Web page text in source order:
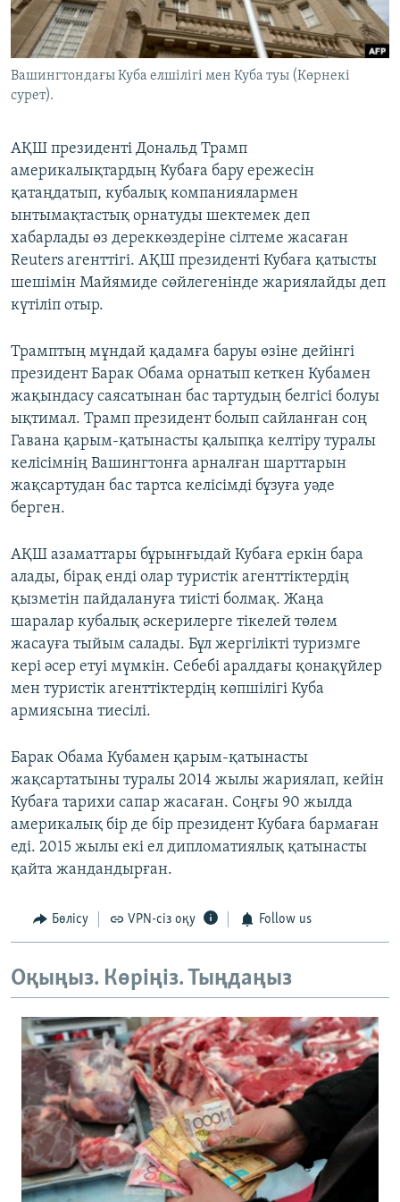
ЖАЗЫЛЫҢЫЗ
Басқа тілдерде
Вашингтондағы Куба елшілігі мен Куба туы (Көрнекі
сурет).
АҚШ президенті Дональд Трамп
америкалықтардың Кубаға бару ережесін
қатаңдатып, кубалық компаниялармен
ынтымақтастық орнатуды шектемек деп
хабарлады өз дереккөздеріне сілтеме жасаған
Reuters агенттігі. АҚШ президенті Кубаға қатысты
шешімін Майямиде сөйлегенінде жариялайды деп
күтіліп отыр.
Трамптың мұндай қадамға баруы өзіне дейінгі
президент Барак Обама орнатып кеткен Кубамен
жақындасу саясатынан бас тартудың белгісі болуы
ықтимал. Трамп президент болып сайланған соң
Гавана қарым-қатынасты қалыпқа келтіру туралы
келісімнің Вашингтонға арналған шарттарын
жақсартудан бас тартса келісімді бұзуға уәде
берген.
АҚШ азаматтары бұрынғыдай Кубаға еркін бара
алады, бірақ енді олар туристік агенттіктердің
қызметін пайдалануға тиісті болмақ. Жаңа
шаралар кубалық әскерилерге тікелей төлем
жасауға тыйым салады. Бұл жергілікті туризмге
кері әсер етуі мүмкін. Себебі аралдағы қонақүйлер
мен туристік агенттіктердің көпшілігі Куба
армиясына тиесілі.
Барак Обама Кубамен қарым-қатынасты
жақсартатыны туралы 2014 жылы жариялап, кейін
Кубаға тарихи сапар жасаған. Соңғы 90 жылда
америкалық бір де бір президент Кубаға бармаған
еді. 2015 жылы екі ел дипломатиялық қатынасты
қайта жандандырған.
Бөлісу VPN-сіз оқу Follow us
Оқыңыз. Көріңіз. Тыңдаңыз